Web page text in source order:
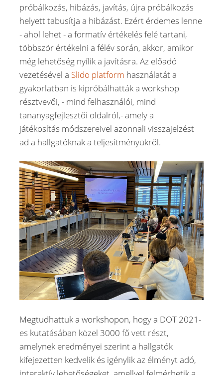
próbálkozás, hibázás, javítás, újra próbálkozás
helyett tabusítja a hibázást. Ezért érdemes lenne
- ahol lehet - a formatív értékelés felé tartani,
többször értékelni a félév során, akkor, amikor
még lehetőség nyílik a javításra. Az előadó
vezetésével a Slido platform használatát a
gyakorlatban is kipróbálhatták a workshop
résztvevői, - mind felhasználói, mind
tananyagfejlesztői oldalról,- amely a
játékosítás módszereivel azonnali visszajelzést
ad a hallgatóknak a teljesítményükről.
Megtudhattuk a workshopon, hogy a DOT 2021-
es kutatásában közel 3000 fő vett részt,
amelynek eredményei szerint a hallgatók
kifejezetten kedvelik és igénylik az élményt adó,